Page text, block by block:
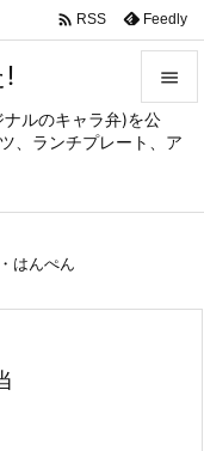
!
ルのキャラ弁)を公
、ランチプレート、ア


メニュ
サイド

 RSS Feedly
はんぺん